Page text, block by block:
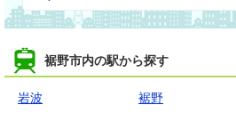
裾野市内の駅から探す
岩波 裾野